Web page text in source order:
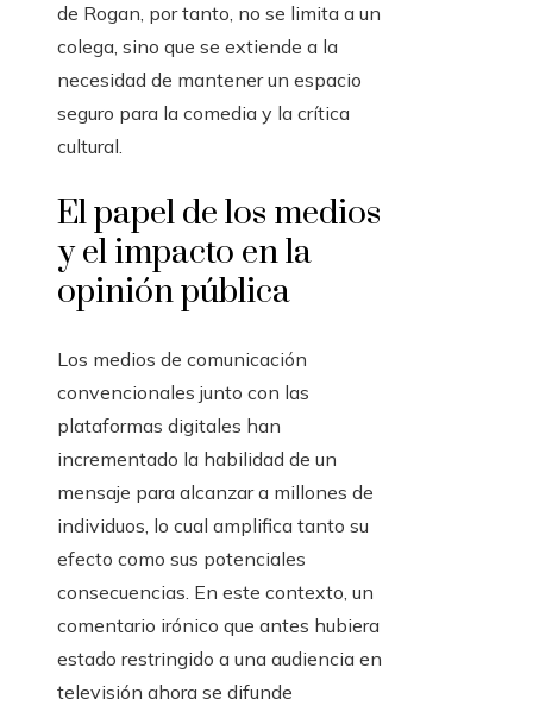
de Rogan, por tanto, no se limita a un
colega, sino que se extiende a la
necesidad de mantener un espacio
seguro para la comedia y la crítica
cultural.
El papel de los medios
y el impacto en la
opinión pública
Los medios de comunicación
convencionales junto con las
plataformas digitales han
incrementado la habilidad de un
mensaje para alcanzar a millones de
individuos, lo cual amplifica tanto su
efecto como sus potenciales
consecuencias. En este contexto, un
comentario irónico que antes hubiera
estado restringido a una audiencia en
televisión ahora se difunde